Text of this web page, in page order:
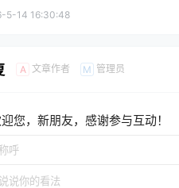
5-14 16:30:48
A 文章作者 M 管理员
您，新朋友，感谢参与互动！